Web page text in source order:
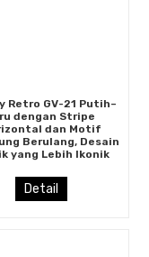
Retro GV-21 Putih–
dengan Stripe
dan Motif
Berulang, Desain
yang Lebih Ikonik
Detail